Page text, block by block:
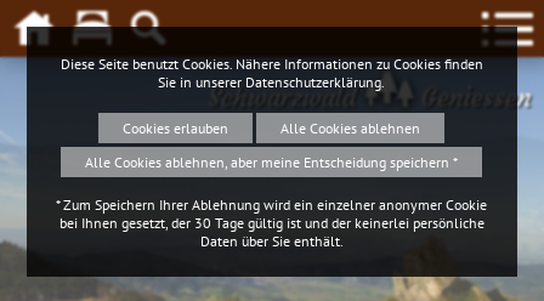
Schwarzwald Geniessen
Diese Seite benutzt Cookies. Nähere Informationen zu Cookies finden
Sie in unserer Datenschutzerklärung
Cookies erlauben
Alle Cookies ablehnen
Alle Cookies ablehnen, aber meine Entscheidung speichern *
* Zum Speichern Ihrer Ablehnung wird ein einzelner anonymer Cookie
bei Ihnen gesetzt, der 30 Tage gültig ist und der keinerlei persönliche
Daten über Sie enthält.